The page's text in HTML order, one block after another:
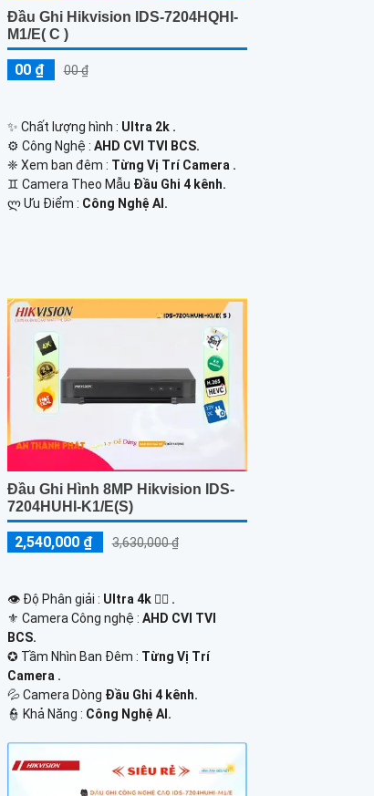
Đầu Ghi Hikvision IDS-7204HQHI-
M1/E( C )
00 ₫ 00 ₫
✨ Chất lượng hình : Ultra 2k .
⚙ Công Nghệ : AHD CVI TVI BCS.
❈ Xem ban đêm : Từng Vị Trí Camera .
♊ Camera Theo Mẫu Đầu Ghi 4 kênh.
️ლ Ưu Điểm : Công Nghệ AI.
Đầu Ghi Hình 8MP Hikvision IDS-
7204HUHI-K1/E(S)
2,540,000 ₫ 3,630,000 ₫
👁 Độ Phân giải : Ultra 4k 👍🏾 .
⚜️ Camera Công nghệ : AHD CVI TVI
BCS.
✪ Tầm Nhìn Ban Đêm : Từng Vị Trí
Camera .
💦 Camera Dòng Đầu Ghi 4 kênh.
️👮 Khả Năng : Công Nghệ AI.